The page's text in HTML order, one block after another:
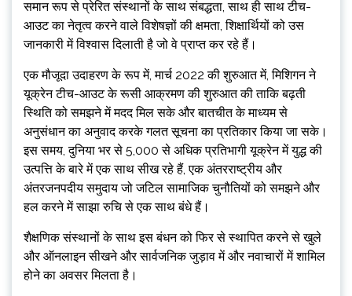
समान रूप से प्रेरित संस्थानों के साथ संबद्धता, साथ ही साथ टीच-
आउट का नेतृत्व करने वाले विशेषज्ञों की क्षमता, शिक्षार्थियों को उस
जानकारी में विश्वास दिलाती है जो वे प्राप्त कर रहे हैं।
एक मौजूदा उदाहरण के रूप में, मार्च 2022 की शुरुआत में, मिशिगन ने
यूक्रेन टीच-आउट के रूसी आक्रमण की शुरुआत की ताकि बढ़ती
स्थिति को समझने में मदद मिल सके और बातचीत के माध्यम से
अनुसंधान का अनुवाद करके गलत सूचना का प्रतिकार किया जा सके।
इस समय, दुनिया भर से 5,000 से अधिक प्रतिभागी यूक्रेन में युद्ध की
उत्पत्ति के बारे में एक साथ सीख रहे हैं, एक अंतरराष्ट्रीय और
अंतरजनपदीय समुदाय जो जटिल सामाजिक चुनौतियों को समझने और
हल करने में साझा रुचि से एक साथ बंधे हैं।
​शैक्षणिक संस्थानों के साथ इस बंधन को फिर से स्थापित करने से खुले
और ऑनलाइन सीखने और सार्वजनिक जुड़ाव में और नवाचारों में शामिल
होने का अवसर मिलता है।